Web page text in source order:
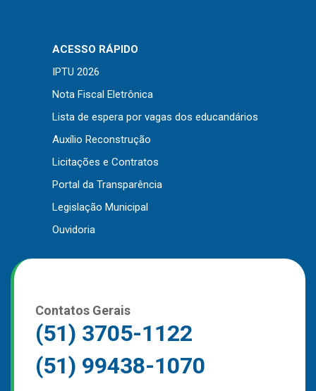
Outros
Downloads
Notícias
Contato
Página Inicial
ACESSO RÁPIDO
IPTU 2026
Nota Fiscal Eletrônica
Lista de espera por vagas dos educandários
Auxílio Reconstrução
Licitações e Contratos
Portal da Transparência
Legislação Municipal
Ouvidoria
Contatos Gerais
(51) 3705-1122
(51) 99438-1070